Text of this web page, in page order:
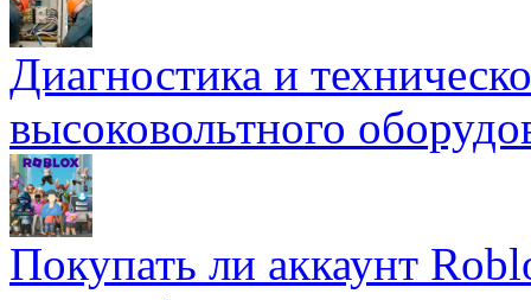
Диагностика и
высоковольтного
Покупать ли аккаунт